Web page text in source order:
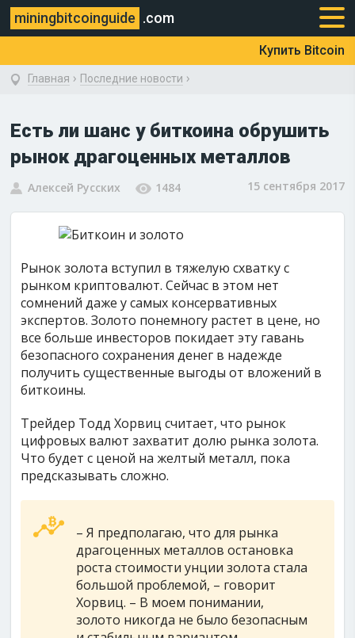
miningbitcoinguide .com
Купить Bitcoin
Главная › Последние новости ›
Есть ли шанс у биткоина обрушить
рынок драгоценных металлов
Алексей Русских 1484 15 сентября 2017
Рынок золота вступил в тяжелую схватку с
рынком криптовалют. Сейчас в этом нет
сомнений даже у самых консервативных
экспертов. Золото понемногу растет в цене, но
все больше инвесторов покидает эту гавань
безопасного сохранения денег в надежде
получить существенные выгоды от вложений в
биткоины.
Трейдер Тодд Хорвиц считает, что рынок
цифровых валют захватит долю рынка золота.
Что будет с ценой на желтый металл, пока
предсказывать сложно.
– Я предполагаю, что для рынка
драгоценных металлов остановка
роста стоимости унции золота стала
большой проблемой, – говорит
Хорвиц. – В моем понимании,
золото никогда не было безопасным